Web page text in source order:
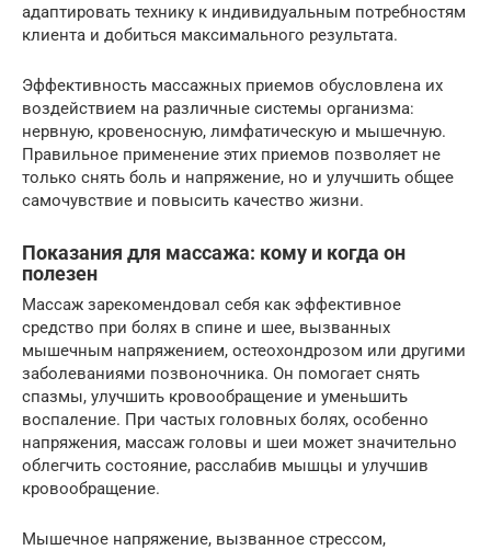
адаптировать технику к индивидуальным потребностям
клиента и добиться максимального результата.
Эффективность массажных приемов обусловлена их
воздействием на различные системы организма:
нервную, кровеносную, лимфатическую и мышечную.
Правильное применение этих приемов позволяет не
только снять боль и напряжение, но и улучшить общее
самочувствие и повысить качество жизни.
Показания для массажа: кому и когда он
полезен
Массаж зарекомендовал себя как эффективное
средство при болях в спине и шее, вызванных
мышечным напряжением, остеохондрозом или другими
заболеваниями позвоночника. Он помогает снять
спазмы, улучшить кровообращение и уменьшить
воспаление. При частых головных болях, особенно
напряжения, массаж головы и шеи может значительно
облегчить состояние, расслабив мышцы и улучшив
кровообращение.
Мышечное напряжение, вызванное стрессом,